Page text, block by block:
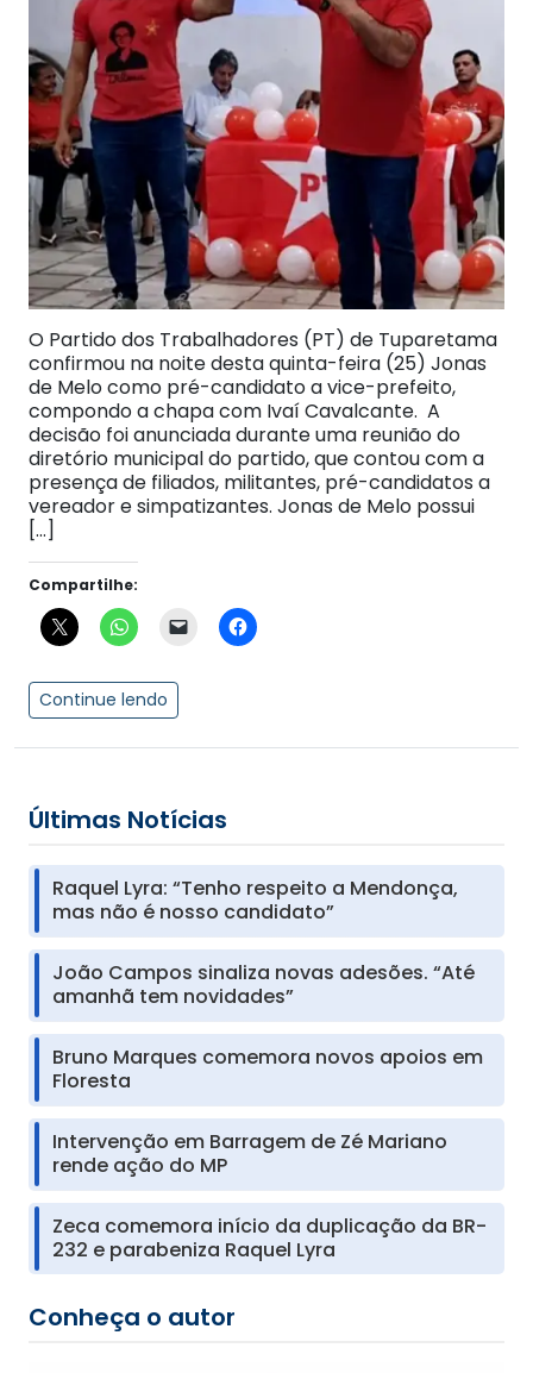
O Partido dos Trabalhadores (PT) de Tuparetama
confirmou na noite desta quinta-feira (25) Jonas
de Melo como pré-candidato a vice-prefeito,
compondo a chapa com Ivaí Cavalcante. A
decisão foi anunciada durante uma reunião do
diretório municipal do partido, que contou com a
presença de filiados, militantes, pré-candidatos a
vereador e simpatizantes. Jonas de Melo possui
[…]
Compartilhe:
Continue lendo
Últimas Notícias
Raquel Lyra: “Tenho respeito a Mendonça,
mas não é nosso candidato”
João Campos sinaliza novas adesões. “Até
amanhã tem novidades”
Bruno Marques comemora novos apoios em
Floresta
Intervenção em Barragem de Zé Mariano
rende ação do MP
Zeca comemora início da duplicação da BR-
232 e parabeniza Raquel Lyra
Conheça o autor